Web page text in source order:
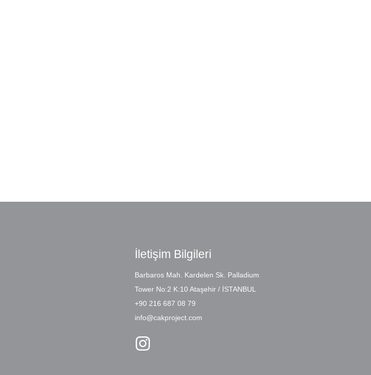
İletişim Bilgileri
Barbaros Mah. Kardelen Sk. Palladium
Tower No:2 K:10 Ataşehir / İSTANBUL
+90 216 687 08 79
info@cakproject.com